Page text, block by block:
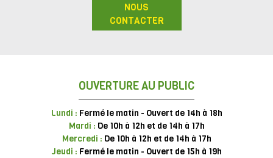
NOUS
CONTACTER
OUVERTURE AU PUBLIC
Lundi : Fermé le matin - Ouvert de 14h à 18h
Mardi : De 10h à 12h et de 14h à 17h
Mercredi : De 10h à 12h et de 14h à 17h
Jeudi : Fermé le matin - Ouvert de 15h à 19h